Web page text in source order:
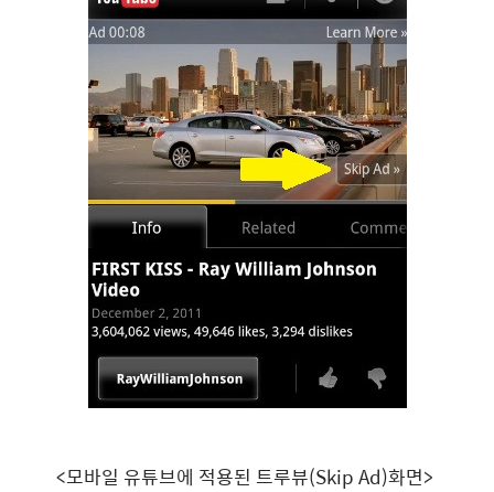
<모바일 유튜브에 적용된 트루뷰(Skip Ad)화면>